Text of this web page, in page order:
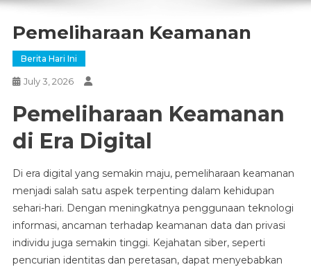
Pemeliharaan Keamanan
Berita Hari Ini
July 3, 2026
Pemeliharaan Keamanan
di Era Digital
Di era digital yang semakin maju, pemeliharaan keamanan
menjadi salah satu aspek terpenting dalam kehidupan
sehari-hari. Dengan meningkatnya penggunaan teknologi
informasi, ancaman terhadap keamanan data dan privasi
individu juga semakin tinggi. Kejahatan siber, seperti
pencurian identitas dan peretasan, dapat menyebabkan